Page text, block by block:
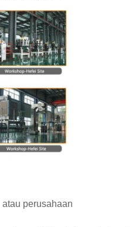
perusahaan